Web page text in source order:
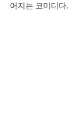
어지는 코미디다.